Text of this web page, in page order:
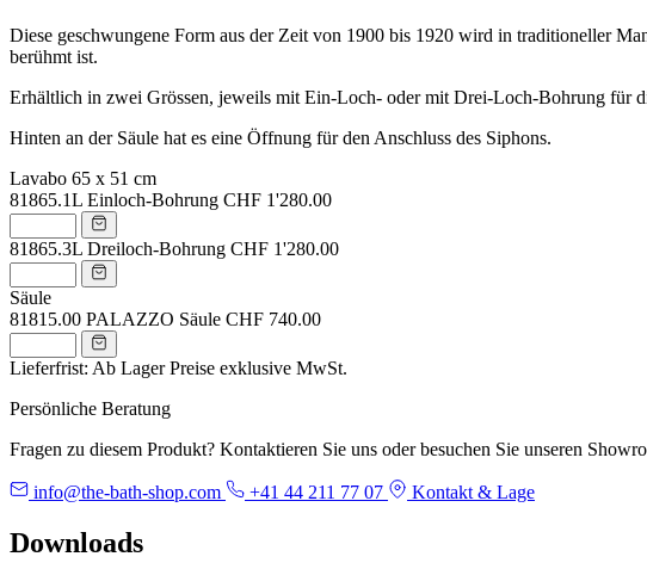
Diese geschwungene Form aus der Zeit von 1900 bis 1920 wird in traditioneller
berühmt ist.
Erhältlich in zwei Grössen, jeweils mit Ein-Loch- oder mit Drei-Loch-Bohrung für
Hinten an der Säule hat es eine Öffnung für den Anschluss des Siphons.
Lavabo 65 x 51 cm
81865.1L Einloch-Bohrung CHF 1'280.00
81865.3L Dreiloch-Bohrung CHF 1'280.00
Säule
81815.00 PALAZZO Säule CHF 740.00
Lieferfrist: Ab Lager Preise exklusive MwSt.
Persönliche Beratung
Fragen zu diesem Produkt? Kontaktieren Sie uns oder besuchen Sie unseren
info@the-bath-shop.com +41 44 211 77 07 Kontakt & Lage
Downloads